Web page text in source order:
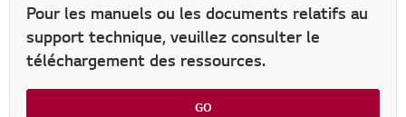
Pour les manuels ou les documents relatifs au
support technique, veuillez consulter le
téléchargement des ressources.
GO